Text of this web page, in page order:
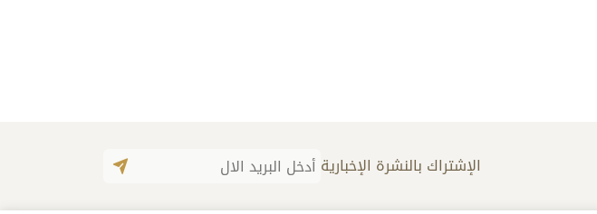
الإشتراك بالنشرة الإخبارية